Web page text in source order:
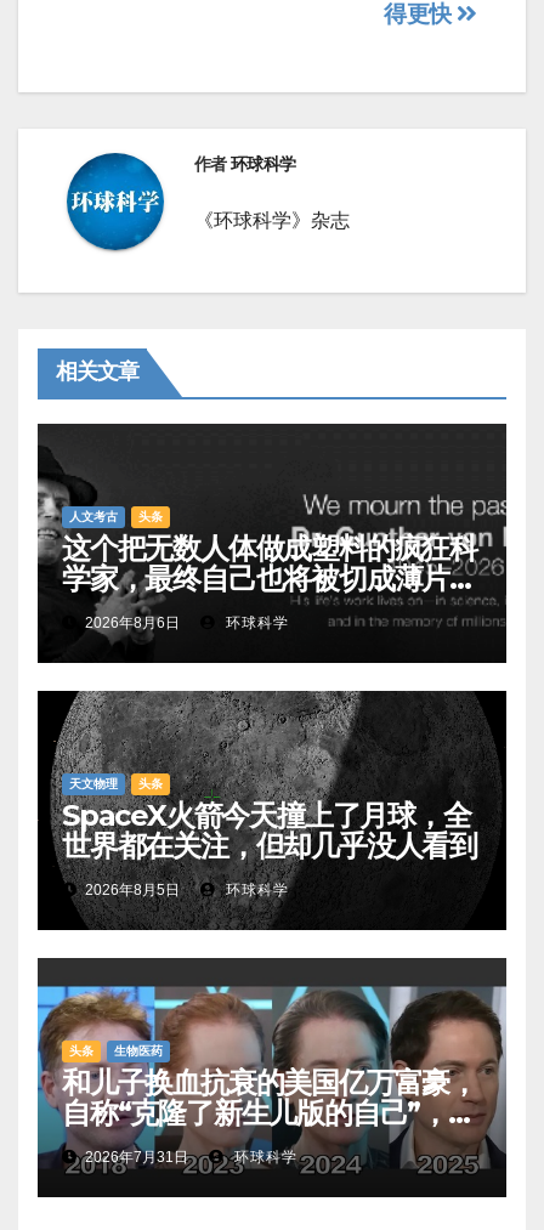
得更快
作者环球科学
《环球科学》杂志
相关文章
人文考古 头条
这个把无数人体做成塑料的疯狂科
学家，最终自己也将被切成薄片展
出2026年8月6日 环球科学
天文物理 头条
SpaceX火箭今天撞上了月球，全
世界都在关注，但却几乎没人看到
2026年8月5日 环球科学
头条 生物医药
和儿子换血抗衰的美国亿万富豪，
自称“克隆了新生儿版的自己”，真
相是……
2026年7月31日 环球科学